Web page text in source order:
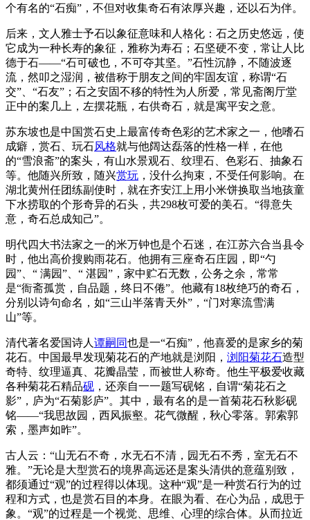
个有名的“石痴”，不但对收集奇石有浓厚兴趣，还以石为伴。
后来，文人雅士予石以象征意味和人格化：石之历史悠远，使
它成为一种长寿的象征，雅称为寿石；石坚硬不变，常让人比
德于石——“石可破也，不可夺其坚。”石性沉静，不随波逐
流，然叩之湿润，被借称于朋友之间的牢固友谊，称谓“石
交”、“石友”；石之安固不移的特性为人所爱，常见斋阁厅堂
正中的案几上，左摆花瓶，右供奇石，就是寓平安之意。
苏东坡也是中国赏石史上最富传奇色彩的艺术家之一，他嗜石
成癖，赏石、玩石风格就与他阔达磊落的性格一样，在他
的“雪浪斋”的案头，有山水景观石、纹理石、色彩石、抽象石
等。他随兴所致，随兴赏玩 ，没什么拘束，不受任何影响。在
湖北黄州任团练副使时，就在齐安江上用小米饼换取当地孩童
下水捞取的个形奇异的石头，共298枚可爱的美石。“得意失
意，奇石总成知己”。
明代四大书法家之一的米万钟也是个石迷，在江苏六合当县令
时，他出高价搜购雨花石。他拥有三座奇石庄园，即“勺
园”、“ 满园”、“ 湛园”，家中贮石无数，公务之余，常常
是“衙斋孤赏，自品题，终日不倦”。他藏有18枚绝巧的奇石，
分别以诗句命名，如“三山半落青天外”，“门对寒流雪满
山”等。
清代著名爱国诗人 谭嗣同也是一“石痴”，他喜爱的是家乡的菊
花石。中国最早发现菊花石的产地就是浏阳， 浏阳菊花石造型
奇特、纹理逼真、花瓣晶莹，而被世人称奇。他生平极爱收藏
各种菊花石精品砚 ，还亲自一一题写砚铭，自谓“菊花石之
影”，庐为“石菊影庐”。其中，最有名的是一首菊花石秋影砚
铭——“我思故园，西风振壑。花气微醒，秋心零落。郭索郭
索，墨声如昨”。
古人云：“山无石不奇，水无石不清，园无石不秀，室无石不
雅。”无论是大型赏石的境界高远还是案头清供的意蕴别致，
都须通过“观”的过程得以体现。这种“观”是一种赏石行为的过
程和方式，也是赏石目的本身。在眼为看、在心为品，成思于
象。“观”的过程是一个视觉、思维、心理的综合体。从而拉近